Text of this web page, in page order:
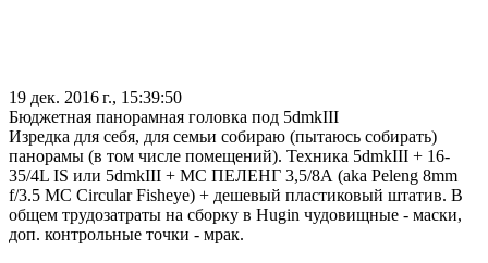
19 дек. 2016 г., 15:39:50
Бюджетная панорамная головка под 5dmkIII
Изредка для себя, для семьи собираю (пытаюсь собирать)
панорамы (в том числе помещений). Техника 5dmkIII + 16-
35/4L IS или 5dmkIII + МС ПЕЛЕНГ 3,5/8А (aka Peleng 8mm
f/3.5 MC Circular Fisheye) + дешевый пластиковый штатив. В
общем трудозатраты на сборку в Hugin чудовищные - маски,
доп. контрольные точки - мрак.